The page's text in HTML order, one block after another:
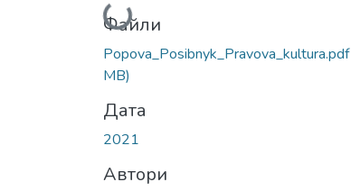
Вантажиться...
Файли
Popova_Posibnyk_Pravova_kultura.pdf
MB)
Дата
2021
Автори